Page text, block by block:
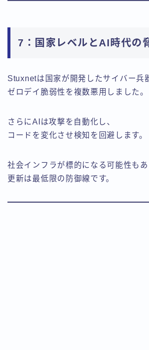
7：国家レベルとAI時代の
Stuxnetは国家が開発したサイバー兵
ゼロデイ脆弱性を複数悪用しました。
さらにAIは攻撃を自動化し、
コードを変化させ検知を回避します。
社会インフラが標的になる可能性もあ
更新は最低限の防御線です。